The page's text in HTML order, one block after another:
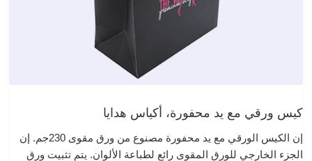
كيس ورقي مع يد محفورة، أكياس هدايا
إن الكيس الورقي مع يد محفورة مصنوع من ورق مقوى 230جم. إن
الجزء الخارجي للورق المقوى رائع لطباعة الألوان. يتم تثبيت ورق